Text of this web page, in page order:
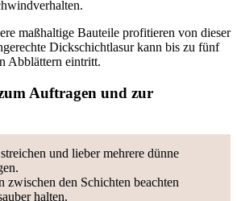
maßhaltige Bauteile profitieren von dieser
Dickschichtlasur kann bis zu fünf
Abblättern eintritt.
Auftragen und zur
und lieber mehrere dünne
zwischen den Schichten beachten
halten.